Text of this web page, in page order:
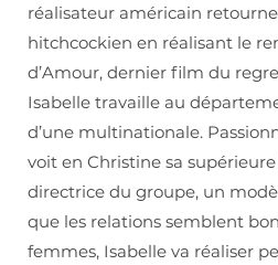
réalisateur américain
hitchcockien en réalisant le
d’Amour, dernier film du
Isabelle travaille au
d’une multinationale.
voit en Christine sa
directrice du groupe, un
que les relations semblent
femmes, Isabelle va réaliser